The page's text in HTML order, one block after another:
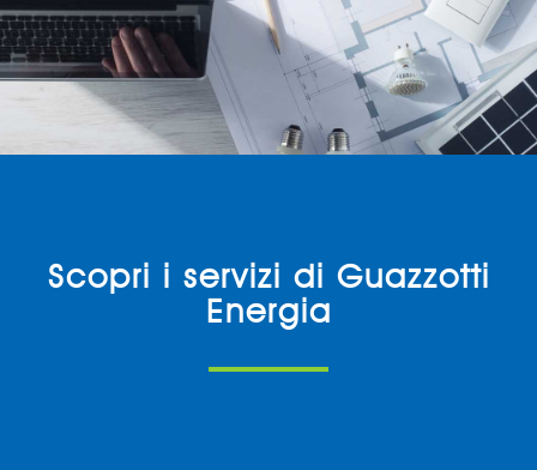
Scopri i servizi di Guazzotti
Energia